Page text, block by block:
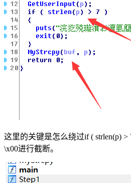
这里的关键是怎么绕过if ( strlen(p) >
\x00进行截断。